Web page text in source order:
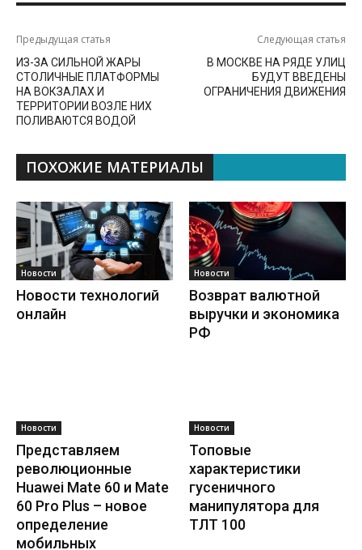
Предыдущая статья
ИЗ-ЗА СИЛЬНОЙ ЖАРЫ
СТОЛИЧНЫЕ ПЛАТФОРМЫ
НА ВОКЗАЛАХ И
ТЕРРИТОРИИ ВОЗЛЕ НИХ
ПОЛИВАЮТСЯ ВОДОЙ
Следующая статья
В МОСКВЕ НА РЯДЕ УЛИЦ
БУДУТ ВВЕДЕНЫ
ОГРАНИЧЕНИЯ ДВИЖЕНИЯ
ПОХОЖИЕ МАТЕРИАЛЫ
Новости
Новости технологий
онлайн
Новости
Возврат валютной
выручки и экономика
РФ
Новости
Представляем
революционные
Huawei Mate 60 и Mate
60 Pro Plus – новое
определение
мобильных
Новости
Топовые
характеристики
гусеничного
манипулятора для
ТЛТ 100